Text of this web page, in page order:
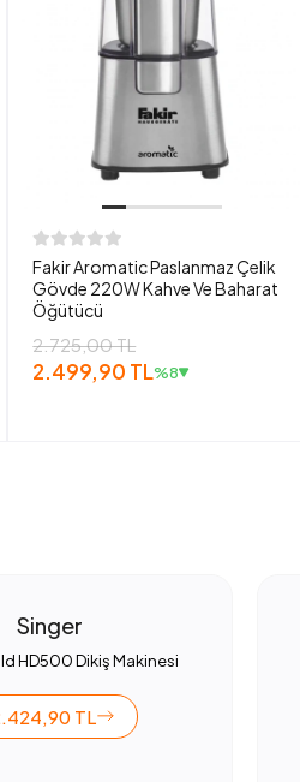
Fakir Aromatic Paslanmaz Çelik
Gövde 220W Kahve Ve Baharat
Öğütücü
2.725,00 TL
2.499,90 TL%8
Singer
HD500 Dikiş Makinesi
TL